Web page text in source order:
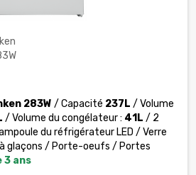
283W / Capacité 237L / Volume
/ Volume du congélateur : 41L / 2
du réfrigérateur LED / Verre
glaçons / Porte-oeufs / Portes
3 ans